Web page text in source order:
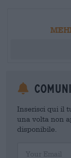
Inserisci qui il
una volta non
disponibile.